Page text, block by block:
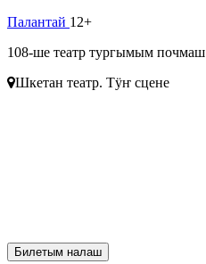
Палантай 12+
108-ше театр тургымым почмаш
Шкетан театр. Тӱҥ сцене
Билетым налаш